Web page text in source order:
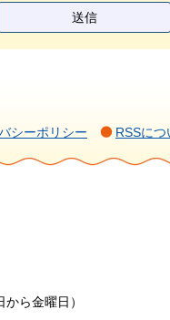
シーポリシー RSSにつ
ら金曜日）